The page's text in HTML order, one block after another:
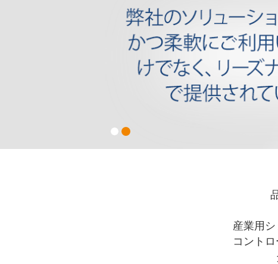
産業用
コント